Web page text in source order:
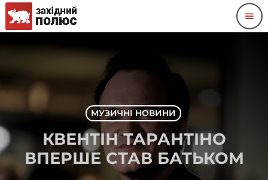
menu
МУЗИЧНІ НОВИНИ
КВЕНТІН ТАРАНТІНО
ВПЕРШЕ СТАВ БАТЬКОМ